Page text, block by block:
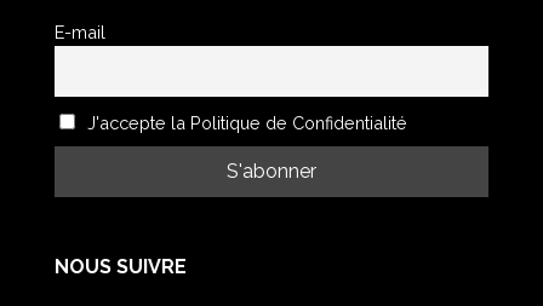
E-mail
J'accepte la Politique de Confidentialité
NOUS SUIVRE